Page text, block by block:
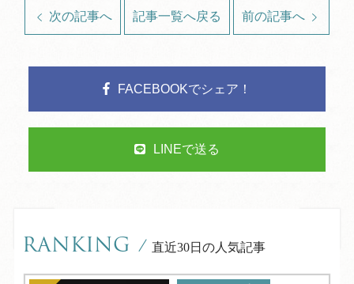
次の記事へ 記事一覧へ戻る 前の記事へ
FACEBOOKでシェア！
LINEで送る
RANKING / 直近30日の人気記事